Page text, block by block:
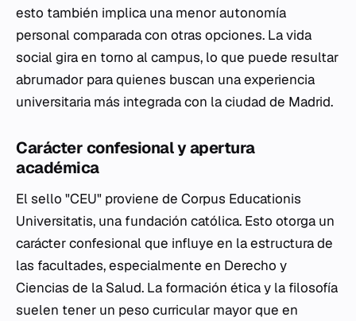
esto también implica una menor autonomía
personal comparada con otras opciones. La vida
social gira en torno al campus, lo que puede resultar
abrumador para quienes buscan una experiencia
universitaria más integrada con la ciudad de Madrid.
Carácter confesional y apertura
académica
El sello "CEU" proviene de Corpus Educationis
Universitatis, una fundación católica. Esto otorga un
carácter confesional que influye en la estructura de
las facultades, especialmente en Derecho y
Ciencias de la Salud. La formación ética y la filosofía
suelen tener un peso curricular mayor que en